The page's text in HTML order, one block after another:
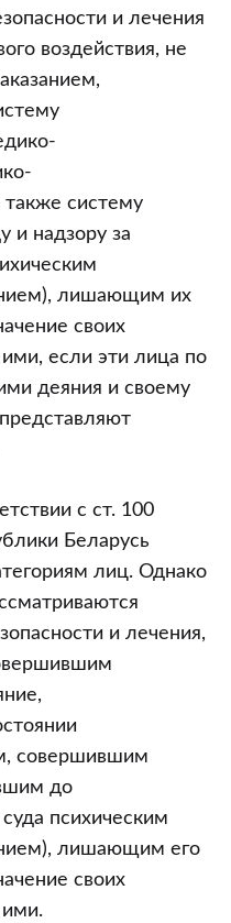
и лечения
воздействия, не
систему
и надзору за
лишающим их
своих
если эти лица по
деяния и своему
с ст. 100
Беларусь
лиц. Однако
и лечения,
совершившим
до
психическим
лишающим его
своих
ими.